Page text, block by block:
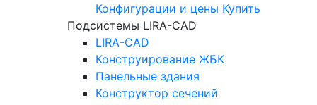
Конфигурации и цены Купить
Подсистемы LIRA-CAD
LIRA-CAD
Конструирование ЖБК
Панельные здания
Конструктор сечений